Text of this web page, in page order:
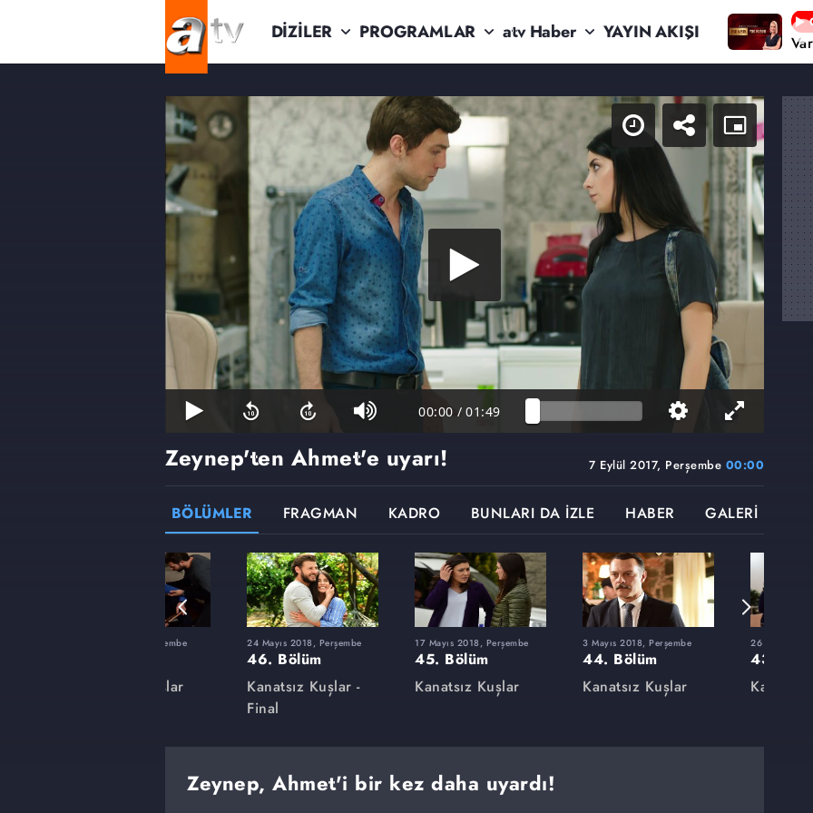
DİZİLER PROGRAMLAR atv Haber YAYIN AKIŞI
00:00 / 01:49
7 Eylül 2017, Perşembe 00:00
Zeynep'ten Ahmet'e uyarı!
BÖLÜMLER FRAGMAN KADRO BUNLARI DA İZLE HABER GALERİ
1 Şubat 2018, Perşembe
Kanatsız Kuşlar
24 Mayıs 2018, Perşembe
46. Bölüm
Kanatsız Kuşlar -
Final
17 Mayıs 2018, Perşembe
45. Bölüm
Kanatsız Kuşlar
3 Mayıs 2018, Perşembe
44. Bölüm
Kanatsız Kuşlar
26 Nisan
43. Bölüm
Kanatsız
Zeynep, Ahmet'i bir kez daha uyardı!